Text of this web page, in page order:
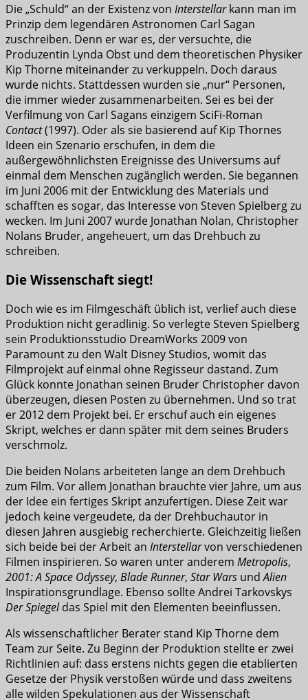
Die „Schuld“ an der Existenz von Interstellarkann man im
Prinzip dem legendären Astronomen Carl Sagan
zuschreiben. Denn er war es, der versuchte, die
Produzentin Lynda Obst und dem theoretischen Physiker
Kip Thorne miteinander zu verkuppeln. Doch daraus
wurde nichts. Stattdessen wurden sie „nur“ Personen,
die immer wieder zusammenarbeiten. Sei es bei der
Verfilmung von Carl Sagans einzigem SciFi-Roman
Contact(1997). Oder als sie basierend auf Kip Thornes
Ideen ein Szenario erschufen, in dem die
außergewöhnlichsten Ereignisse des Universums auf
einmal dem Menschen zugänglich werden. Sie begannen
im Juni 2006 mit der Entwicklung des Materials und
schafften es sogar, das Interesse von Steven Spielberg zu
wecken. Im Juni 2007 wurde Jonathan Nolan, Christopher
Nolans Bruder, angeheuert, um das Drehbuch zu
schreiben.
Die Wissenschaft siegt!
Doch wie es im Filmgeschäft üblich ist, verlief auch diese
Produktion nicht geradlinig. So verlegte Steven Spielberg
sein Produktionsstudio DreamWorks 2009 von
Paramount zu den Walt Disney Studios, womit das
Filmprojekt auf einmal ohne Regisseur dastand. Zum
Glück konnte Jonathan seinen Bruder Christopher davon
überzeugen, diesen Posten zu übernehmen. Und so trat
er 2012 dem Projekt bei. Er erschuf auch ein eigenes
Skript, welches er dann später mit dem seines Bruders
verschmolz.
Die beiden Nolans arbeiteten lange an dem Drehbuch
zum Film. Vor allem Jonathan brauchte vier Jahre, um aus
der Idee ein fertiges Skript anzufertigen. Diese Zeit war
jedoch keine vergeudete, da der Drehbuchautor in
diesen Jahren ausgiebig recherchierte. Gleichzeitig ließen
sich beide bei der Arbeit an Interstellarvon verschiedenen
Filmen inspirieren. So waren unter anderem Metropolis,
2001: A Space Odyssey, Blade Runner, Star Wars undAlien
Inspirationsgrundlage. Ebenso sollte Andrei Tarkovskys
Der Spiegeldas Spiel mit den Elementen beeinflussen.
Als wissenschaftlicher Berater stand Kip Thorne dem
Team zur Seite. Zu Beginn der Produktion stellte er zwei
Richtlinien auf: dass erstens nichts gegen die etablierten
Gesetze der Physik verstoßen würde und dass zweitens
alle wilden Spekulationen aus der Wissenschaft